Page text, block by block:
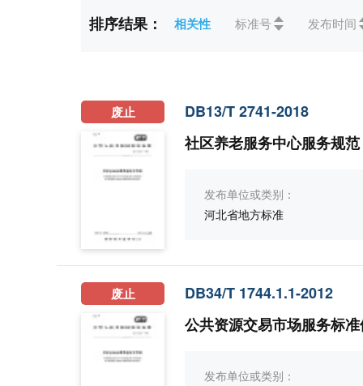
标准状态 全部 现行(3957) 作
07数学、自然科学(28)
排序结果： 相关性 标准号 发布时间
废止
DB13/T 2741-2018
社区养老服务中心服务规范
发布单位或类别：
河北省地方标准
废止
DB34/T 1744.1.1-2012
公共资源交易市场服务标
发布单位或类别：